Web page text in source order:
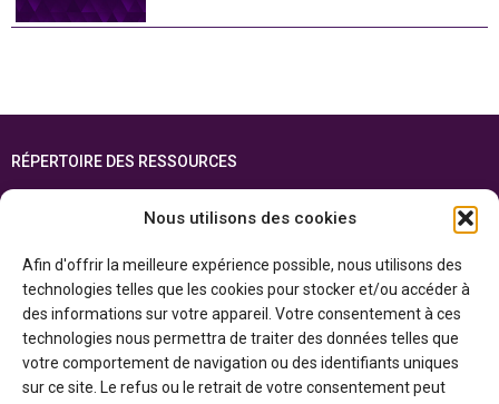
Nous utilisons des cookies
Afin d'offrir la meilleure expérience possible, nous utilisons des
technologies telles que les cookies pour stocker et/ou accéder à
des informations sur votre appareil. Votre consentement à ces
technologies nous permettra de traiter des données telles que
votre comportement de navigation ou des identifiants uniques
sur ce site. Le refus ou le retrait de votre consentement peut
RÉPERTOIRE DES RESSOURCES
ENGLISH
Cette ressource est réalisée grâce au soutien financier du gouvernement de
l’Ontario et du gouvernement duCanada par l’entremise du ministère du
Patrimoine canadien